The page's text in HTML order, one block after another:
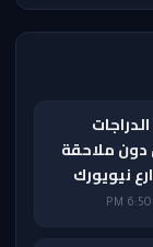
دون ملاحقة
نيويورك